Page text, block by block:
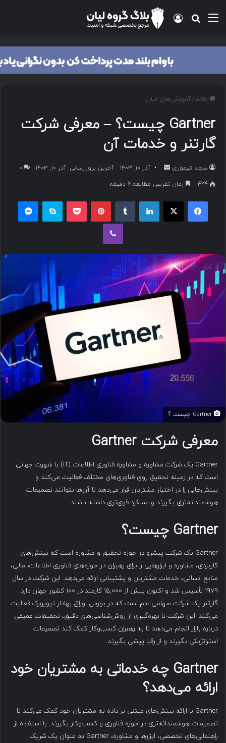
منو جستجو برای
ورود
خانه/آموزش‌های لیان
Gartner چیست؟ – معرفی شرکت
گارتنر و خدمات آن
سجاد تیموری
ا
ا
ی
م
آذر ۱۰, ۱۴۰۳ آخرین بروزرسانی: آذر ۱۰, ۱۴۰۳
۰
424
زمان تقریبی مطالعه 6 دقیقه
فیسبوک ایکس لینکداین پینتریست پاکت اسکایپ
وایبر
معرفی شرکتGartner
Gartner یک شرکت مشاوره و مشاوره فناوری اطلاعات (IT) با شهرت جهانی
است که در زمینه تحقیق روی فناوری‌های مختلف فعالیت می‌کند و
بینش‌هایی را در اختیار مشتریان قرار می‌دهد تا آن‌ها بتوانند تصمیمات
هوشمندانه‌تری بگیرند و عملکرد قوی‌تری داشته باشند.
Gartner چیست؟
Gartner یک شرکت پیشرو در حوزه تحقیق و مشاوره است که بینش‌های
کاربردی، مشاوره و ابزارهایی را برای رهبران در حوزه‌های فناوری اطلاعات، مالی،
منابع انسانی، خدمات مشتریان و پشتیبانی ارائه می‌دهد. این شرکت در سال
۱۹۷۹ تأسیس شد و اکنون بیش از ۱۵,۰۰۰ کارمند در ۱۰۰ کشور جهان دارد.
گارتنر یک شرکت سهامی عام است که در بورس اوراق بهادار نیویورک فعالیت
می‌کند. این شرکت با بهره‌گیری از روش‌شناسی‌های دقیق، تحقیقات عمیقی
درباره بازار انجام می‌دهد تا به رهبران کسب‌وکار کمک کند تصمیمات
استراتژیکی بگیرند و از رقبا پیشی بگیرند.
Gartner چه خدماتی به مشتریان خود
ارائه می‌دهد؟
Gartner با ارائه بینش‌های مبتنی بر داده به مشتریان خود کمک می‌کند تا
تصمیمات هوشمندانه‌تری در حوزه فناوری و کسب‌وکار بگیرند. با استفاده از
راهنمایی‌های تخصصی، ابزارها و مشاوره، Gartner به عنوان یک شریک